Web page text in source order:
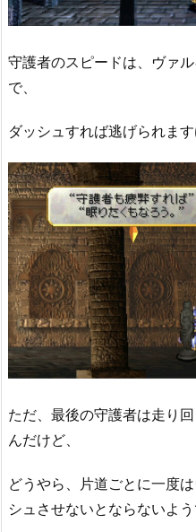
守護者のスピードは、ヴァ
で、
ダッシュすれば逃げられます
ただ、最後の守護者は走り
んだけど、
どうやら、片道ごとに一度
シュさせないとならないよう